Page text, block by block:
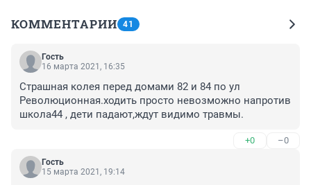
КОММЕНТАРИИ 41
Гость
16 марта 2021, 16:35
Страшная колея перед домами 82 и 84 по ул
Революционная.ходить просто невозможно напротив
школа44 , дети падают,ждут видимо травмы.
+0 –0
Гость
15 марта 2021, 19:14